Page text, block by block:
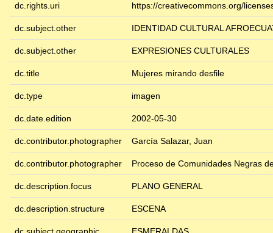
dc.rights.uri https://creativecommons.org/
dc.subject.other IDENTIDAD CULTURAL
dc.subject.other EXPRESIONES CULTURALES
dc.title Mujeres mirando desfile
dc.type imagen
dc.date.edition 2002-05-30
dc.contributor.photographer García Salazar, Juan
dc.contributor.photographer Proceso de Comunidades Negras
dc.description.focus PLANO GENERAL
dc.description.structure ESCENA